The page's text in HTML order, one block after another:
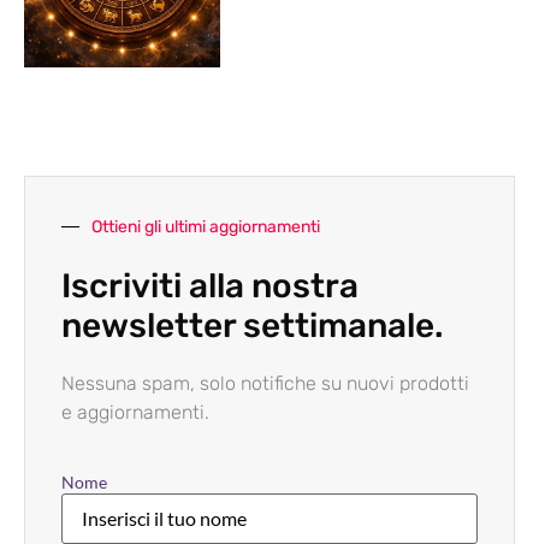
Ottieni gli ultimi aggiornamenti
Iscriviti alla nostra
newsletter settimanale.
Nessuna spam, solo notifiche su nuovi prodotti
e aggiornamenti.
Nome